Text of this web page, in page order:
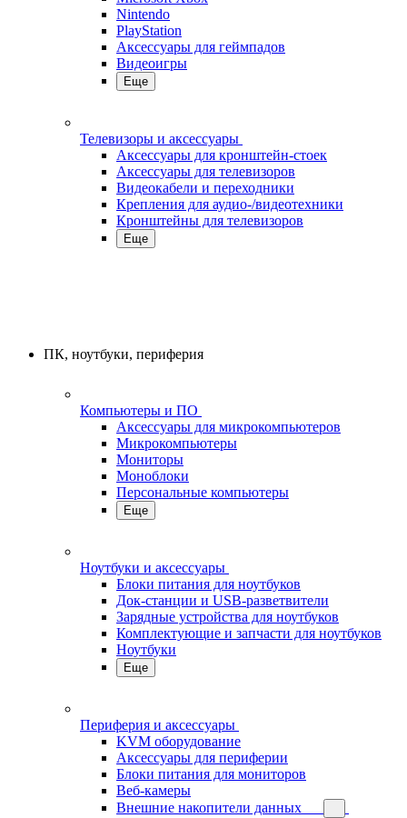
Nintendo
PlayStation
Аксессуары для геймпадов
Видеоигры
Еще
Телевизоры и аксессуары
Аксессуары для кронштейн-стоек
Аксессуары для телевизоров
Видеокабели и переходники
Крепления для аудио-/видеотехники
Кронштейны для телевизоров
Еще
ПК, ноутбуки, периферия
Компьютеры и ПО
Аксессуары для микрокомпьютеров
Микрокомпьютеры
Мониторы
Моноблоки
Персональные компьютеры
Еще
Ноутбуки и аксессуары
Блоки питания для ноутбуков
Док-станции и USB-разветвители
Зарядные устройства для ноутбуков
Комплектующие и запчасти для ноутбуков
Ноутбуки
Еще
Периферия и аксессуары
KVM оборудование
Аксессуары для периферии
Блоки питания для мониторов
Веб-камеры
Внешние накопители данных